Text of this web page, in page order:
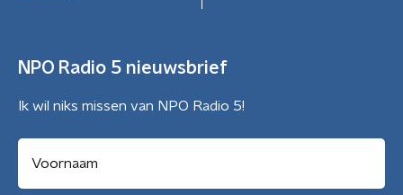
NPO Radio 5 nieuwsbrief
Ik wil niks missen van NPO Radio 5!